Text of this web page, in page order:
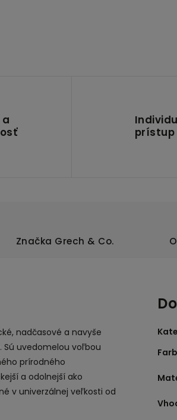
prístup
Značka Grech & Co.
nadčasové a navyše
. Sú uvedomelou voľbou
prírodného
a odolnejší ako
v univerzálnej veľkosti od